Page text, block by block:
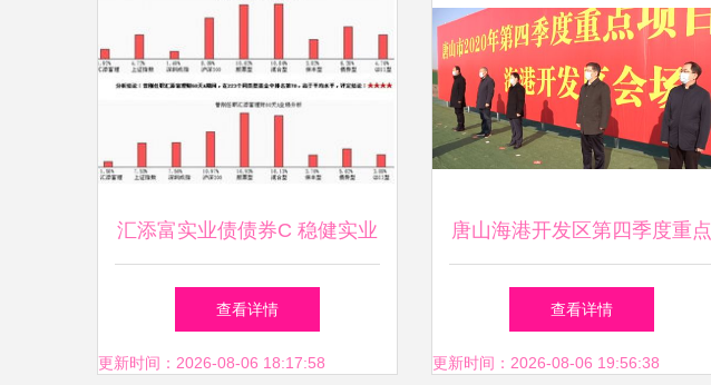
长期观察
汇添富实业债债券C 稳健实业
投资的“固收+”新选择
查看详情
更新时间：2026-08-06 18:17:58
唐山海港开发区第四季度重点
项目集中开工，实业投资再添
新动能
查看详情
更新时间：2026-08-06 19:56:38